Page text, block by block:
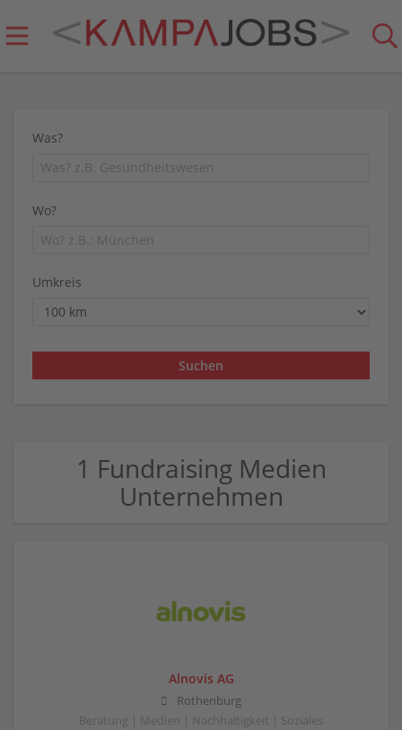
Was?
Wo?
Umkreis
1 Fundraising Medien
Unternehmen
Alnovis AG
Rothenburg
Beratung | Medien | Nachhaltigkeit | Soziales